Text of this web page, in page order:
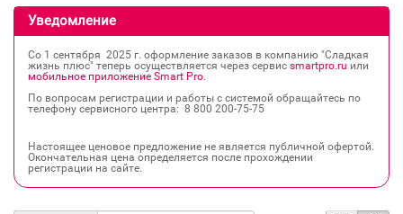
Уведомление
Со 1 сентября 2025 г. оформление заказов в компанию "Сладкая
жизнь плюс" теперь осуществляется через сервис smartpro.ru или
мобильное приложение Smart Pro.
По вопросам регистрации и работы с системой обращайтесь по
телефону сервисного центра: 8 800 200‐75‐75
Настоящее ценовое предложение не является публичной офертой.
Окончательная цена определяется после прохождении
регистрации на сайте.